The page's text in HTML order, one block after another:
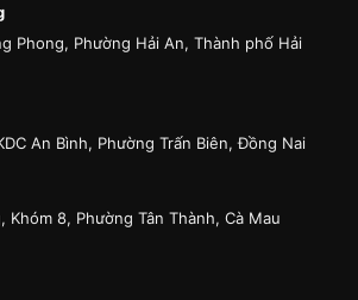
Phong, Phường Hải An, Thành phố Hải
An Bình, Phường Trấn Biên, Đồng Nai
Khóm 8, Phường Tân Thành, Cà Mau